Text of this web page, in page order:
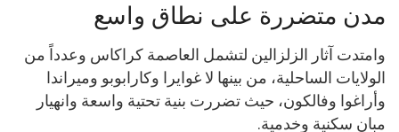
مدن متضررة على نطاق واسع
وامتدت آثار الزلزالين لتشمل العاصمة كراكاس وعدداً من
الولايات الساحلية، من بينها لا غوايرا وكارابوبو وميراندا
وأراغوا وفالكون، حيث تضررت بنية تحتية واسعة وانهيار
مبانٍ سكنية وخدمية.